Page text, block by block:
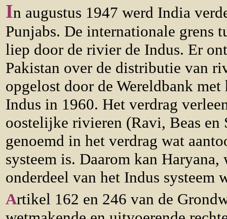
In augustus 1947 werd India
Punjabs. De internationale grens
liep door de rivier de Indus. Er
Pakistan over de distributie van
opgelost door de Wereldbank
Indus in 1960. Het verdrag
oostelijke rivieren (Ravi, Beas
genoemd in het verdrag wat
systeem is. Daarom kan
onderdeel van het Indus systeem
Artikel 162 en 246 van de